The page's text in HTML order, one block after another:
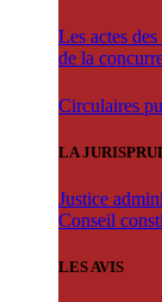
Les actes
de la
Circulaires
LA
Justice
Conseil
LES AVIS